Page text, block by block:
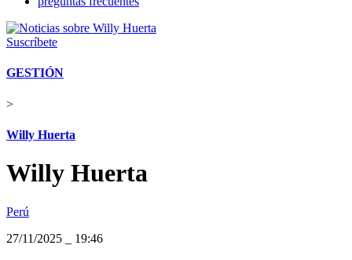
Suscríbete
GESTIÓN
>
Willy Huerta
Willy Huerta
Perú
27/11/2025
19:46